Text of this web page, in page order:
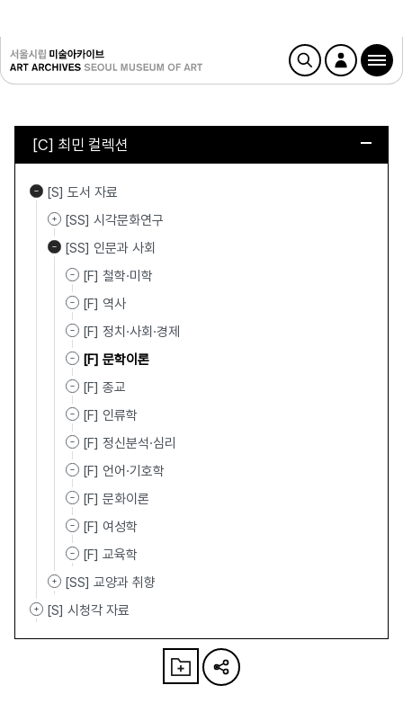
[C] 최민 컬렉션
[S] 도서 자료
[SS] 시각문화연구
[SS] 인문과 사회
[F] 철학·미학
[F] 역사
[F] 정치·사회·경제
[F] 문학이론
[F] 종교
[F] 인류학
[F] 정신분석·심리
[F] 언어·기호학
[F] 문화이론
[F] 여성학
[F] 교육학
[SS] 교양과 취향
[S] 시청각 자료